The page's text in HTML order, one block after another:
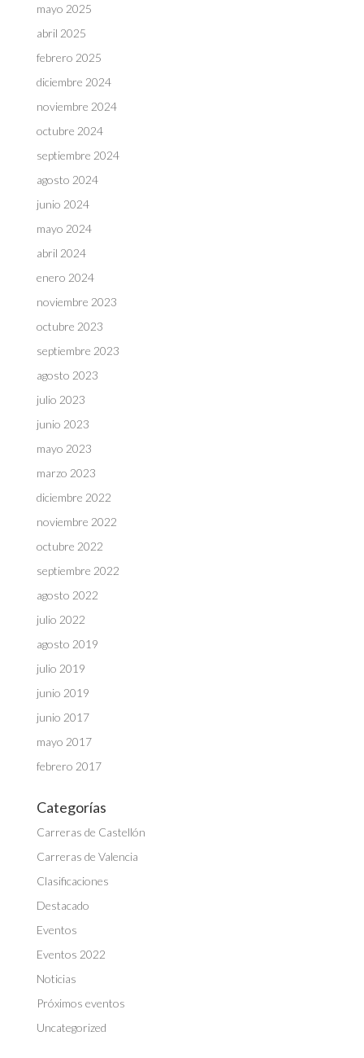
mayo 2025
abril 2025
febrero 2025
diciembre 2024
noviembre 2024
octubre 2024
septiembre 2024
agosto 2024
junio 2024
mayo 2024
abril 2024
enero 2024
noviembre 2023
octubre 2023
septiembre 2023
agosto 2023
julio 2023
junio 2023
mayo 2023
marzo 2023
diciembre 2022
noviembre 2022
octubre 2022
septiembre 2022
agosto 2022
julio 2022
agosto 2019
julio 2019
junio 2019
junio 2017
mayo 2017
febrero 2017
Categorías
Carreras de Castellón
Carreras de Valencia
Clasificaciones
Destacado
Eventos
Eventos 2022
Noticias
Próximos eventos
Uncategorized